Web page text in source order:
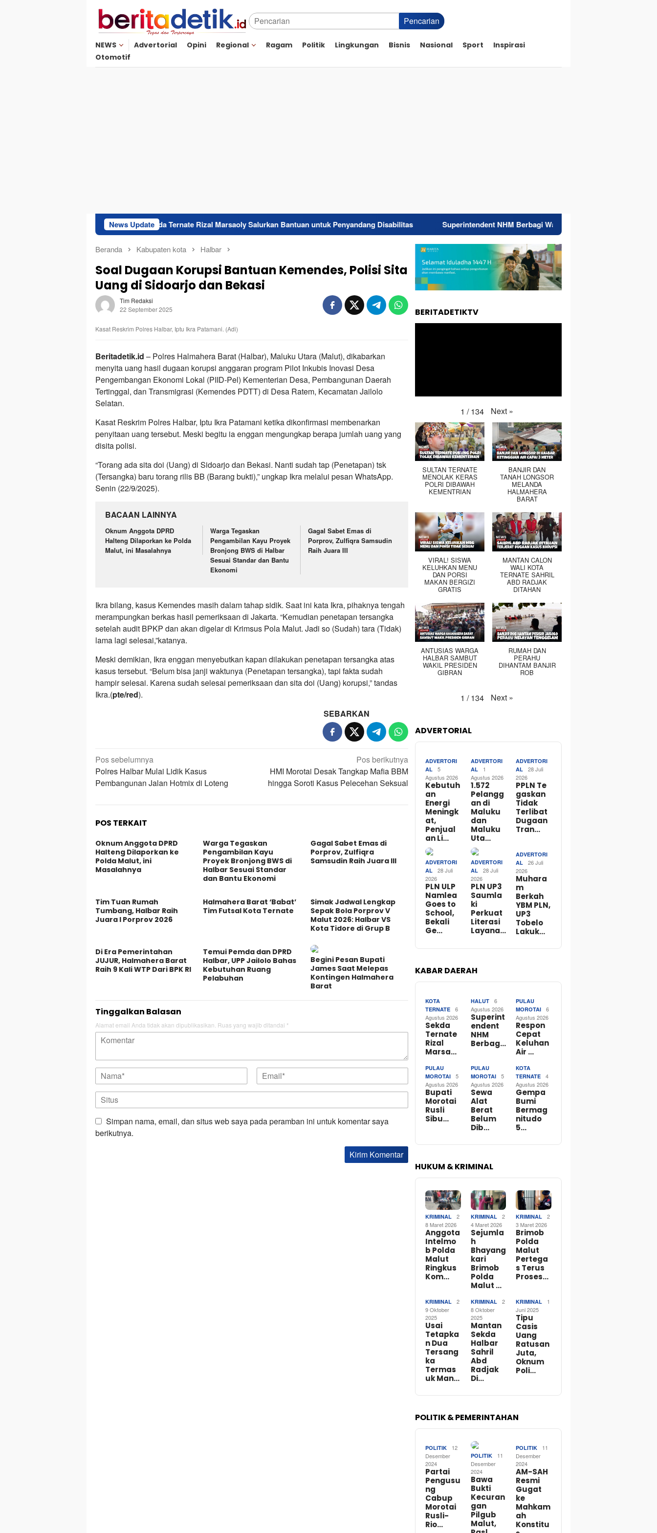
konten
Pencarian
NEWS Advertorial Opini Regional Ragam Politik Lingkungan Bisnis Nasional Sport
Inspirasi
Otomotif
News Update
Sekda Ternate Rizal Marsaoly Salurkan Bantuan untuk Penyandang Disabilitas Superintendent NHM Berbagi Wawasan di Webinar MGEI-SC UNG
Beranda Kabupaten kota Halbar
Soal Dugaan Korupsi Bantuan Kemendes, Polisi Sita
Uang di Sidoarjo dan Bekasi
Tim Redaksi
22 September 2025
Kasat Reskrim Polres Halbar, Iptu Ikra Patamani. (Adi)
Beritadetik.id – Polres Halmahera Barat (Halbar), Maluku Utara (Malut), dikabarkan
menyita uang hasil dugaan korupsi anggaran program Pilot Inkubis Inovasi Desa
Pengembangan Ekonomi Lokal (PIID-Pel) Kementerian Desa, Pembangunan Daerah
Tertinggal, dan Transmigrasi (Kemendes PDTT) di Desa Ratem, Kecamatan Jailolo
Selatan.
Kasat Reskrim Polres Halbar, Iptu Ikra Patamani ketika dikonfirmasi membenarkan
penyitaan uang tersebut. Meski begitu ia enggan mengungkap berapa jumlah uang yang
disita polisi.
“Torang ada sita doi (Uang) di Sidoarjo dan Bekasi. Nanti sudah tap (Penetapan) tsk
(Tersangka) baru torang rilis BB (Barang bukti),” ungkap Ikra melalui pesan WhatsApp.
Senin (22/9/2025).
BACAAN LAINNYA
Oknum Anggota DPRD
Halteng Dilaporkan ke Polda
Malut, ini Masalahnya
Warga Tegaskan
Pengambilan Kayu Proyek
Bronjong BWS di Halbar
Sesuai Standar dan Bantu
Ekonomi
Gagal Sabet Emas di
Porprov, Zulfiqra Samsudin
Raih Juara III
Ikra bilang, kasus Kemendes masih dalam tahap sidik. Saat ini kata Ikra, pihaknya tengah
merampungkan berkas hasil pemeriksaan di Jakarta. “Kemudian penetapan tersangka
setelah audit BPKP dan akan digelar di Krimsus Pola Malut. Jadi so (Sudah) tara (Tidak)
lama lagi selesai,”katanya.
Meski demikian, Ikra enggan menyebutkan kapan dilakukan penetapan tersangka atas
kasus tersebut. “Belum bisa janji waktunya (Penetapan tersangka), tapi fakta sudah
hampir selesai. Karena sudah selesai pemeriksaan dan sita doi (Uang) korupsi,” tandas
Ikra.(pte/red).
SEBARKAN
Navigasi
pos
Pos sebelumnya
Polres Halbar Mulai Lidik Kasus
Pembangunan Jalan Hotmix di Loteng
Pos berikutnya
HMI Morotai Desak Tangkap Mafia BBM
hingga Soroti Kasus Pelecehan Seksual
POS TERKAIT
Oknum Anggota DPRD
Halteng Dilaporkan ke
Polda Malut, ini
Masalahnya
Warga Tegaskan
Pengambilan Kayu
Proyek Bronjong BWS di
Halbar Sesuai Standar
dan Bantu Ekonomi
Gagal Sabet Emas di
Porprov, Zulfiqra
Samsudin Raih Juara III
Tim Tuan Rumah
Tumbang, Halbar Raih
Juara I Porprov 2026
Halmahera Barat ‘Babat’
Tim Futsal Kota Ternate
Simak Jadwal Lengkap
Sepak Bola Porprov V
Malut 2026: Halbar VS
Kota Tidore di Grup B
Di Era Pemerintahan
JUJUR, Halmahera Barat
Raih 9 Kali WTP Dari BPK RI
Temui Pemda dan DPRD
Halbar, UPP Jailolo Bahas
Kebutuhan Ruang
Pelabuhan
Begini Pesan Bupati
James Saat Melepas
Kontingen Halmahera
Barat
Tinggalkan Balasan
Alamat email Anda tidak akan dipublikasikan. Ruas yang wajib ditandai *
Simpan nama, email, dan situs web saya pada peramban ini untuk komentar saya
berikutnya.
BERITADETIKTV
1 / 134 Next »
SULTAN TERNATE
MENOLAK KERAS
POLRI DIBAWAH
KEMENTRIAN
BANJIR DAN
TANAH LONGSOR
MELANDA
HALMAHERA
BARAT
VIRAL! SISWA
KELUHKAN MENU
DAN PORSI
MAKAN BERGIZI
GRATIS
MANTAN CALON
WALI KOTA
TERNATE SAHRIL
ABD RADJAK
DITAHAN
ANTUSIAS WARGA
HALBAR SAMBUT
WAKIL PRESIDEN
GIBRAN
RUMAH DAN
PERAHU
DIHANTAM BANJIR
ROB
1 / 134 Next »
ADVERTORIAL
ADVERTORI
AL
5
Agustus 2026
Kebutuh
an
Energi
Meningk
at,
Penjual
an Li…
ADVERTORI
AL
1
Agustus 2026
1.572
Pelangg
an di
Maluku
dan
Maluku
Uta…
ADVERTORI
AL
28 Juli
2026
PPLN Te
gaskan
Tidak
Terlibat
Dugaan
Tran…
ADVERTORI
AL
28 Juli
2026
PLN ULP
Namlea
Goes to
School,
Bekali
Ge…
ADVERTORI
AL
28 Juli
2026
PLN UP3
Saumla
ki
Perkuat
Literasi
Layana…
ADVERTORI
AL
26 Juli
2026
Muhara
m
Berkah
YBM PLN,
UP3
Tobelo
Lakuk…
KABAR DAERAH
KOTA
TERNATE
6
Agustus 2026
Sekda
Ternate
Rizal
Marsa…
HALUT
6
Agustus 2026
Superint
endent
NHM
Berbag…
PULAU
MOROTAI
6
Agustus 2026
Respon
Cepat
Keluhan
Air …
PULAU
MOROTAI
5
Agustus 2026
Bupati
Morotai
Rusli
Sibu…
PULAU
MOROTAI
5
Agustus 2026
Sewa
Alat
Berat
Belum
Dib…
KOTA
TERNATE
4
Agustus 2026
Gempa
Bumi
Bermag
nitudo
5…
HUKUM & KRIMINAL
KRIMINAL
2
8 Maret 2026
Anggota
Intelmo
b Polda
Malut
Ringkus
Kom…
KRIMINAL
2
4 Maret 2026
Sejumla
h
Bhayang
kari
Brimob
Polda
Malut …
KRIMINAL
2
3 Maret 2026
Brimob
Polda
Malut
Pertega
s Terus
Proses…
KRIMINAL
2
9 Oktober
2025
Usai
Tetapka
n Dua
Tersang
ka
Termas
uk Man…
KRIMINAL
2
8 Oktober
2025
Mantan
Sekda
Halbar
Sahril
Abd
Radjak
Di…
KRIMINAL
1
Juni 2025
Tipu
Casis
Uang
Ratusan
Juta,
Oknum
Poli…
POLITIK & PEMERINTAHAN
POLITIK
12
Desember
2024
Partai
Pengusu
ng
Cabup
Morotai
Rusli-
Rio…
POLITIK
11
Desember
2024
Bawa
Bukti
Kecuran
gan
Pilgub
Malut,
POLITIK
11
Desember
2024
AM-SAH
Resmi
Gugat
ke
Mahkam
ah
Konstitu